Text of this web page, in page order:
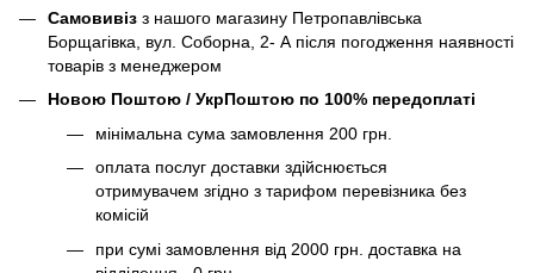
Самовивіз з нашого магазину Петропавлівська
Борщагівка, вул. Соборна, 2- А після погодження наявності
товарів з менеджером
Новою Поштою / УкрПоштою по 100% передоплаті
мінімальна сума замовлення 200 грн.
оплата послуг доставки здійснюється
отримувачем згідно з тарифом перевізника без
комісій
при сумі замовлення від 2000 грн. доставка на